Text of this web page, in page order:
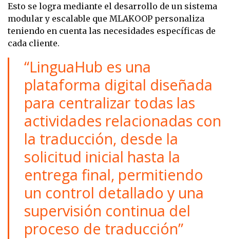
Esto se logra mediante el desarrollo de un sistema
modular y escalable que MLAKOOP personaliza
teniendo en cuenta las necesidades específicas de
cada cliente.
“LinguaHub es una
plataforma digital diseñada
para centralizar todas las
actividades relacionadas con
la traducción, desde la
solicitud inicial hasta la
entrega final, permitiendo
un control detallado y una
supervisión continua del
proceso de traducción”